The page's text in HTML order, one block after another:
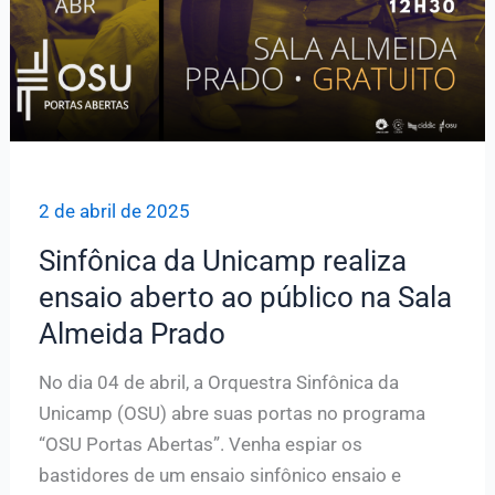
2 de abril de 2025
Sinfônica da Unicamp realiza
ensaio aberto ao público na Sala
Almeida Prado
No dia 04 de abril, a Orquestra Sinfônica da
Unicamp (OSU) abre suas portas no programa
“OSU Portas Abertas”. Venha espiar os
bastidores de um ensaio sinfônico ensaio e